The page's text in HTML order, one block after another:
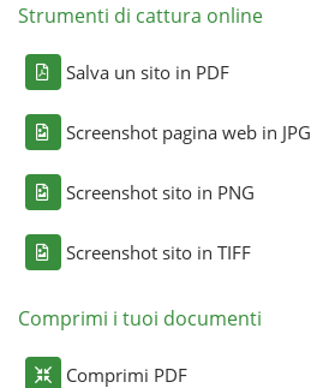
Strumenti di cattura online
Salva un sito in PDF
Screenshot pagina web in JPG
Screenshot sito in PNG
Screenshot sito in TIFF
Comprimi i tuoi documenti
Comprimi PDF